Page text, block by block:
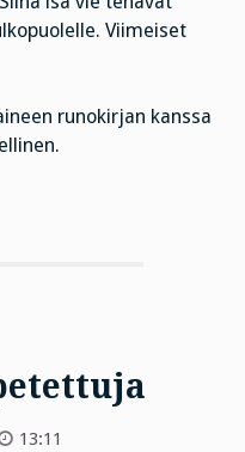
Viimeiset
runokirjan kanssa
13:11